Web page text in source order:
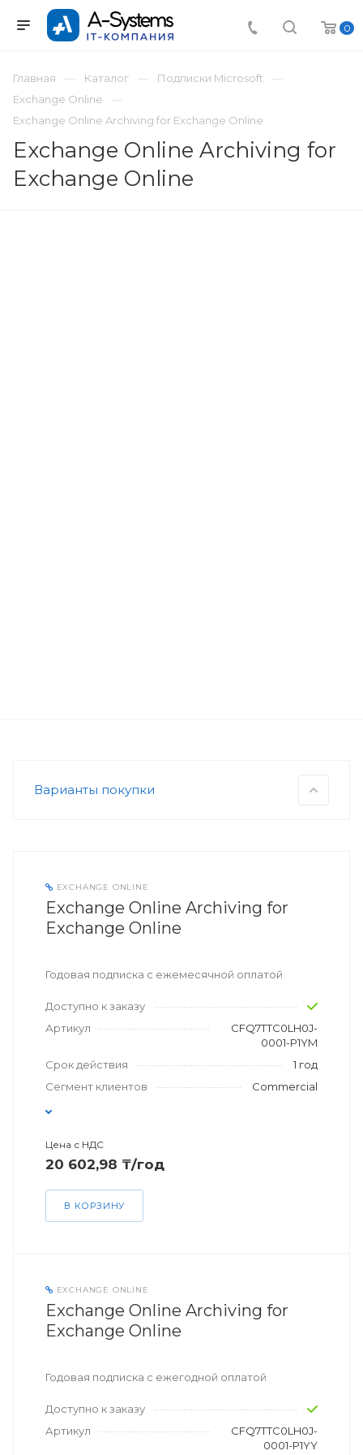
0
Главная Каталог
Подписки Microsoft
Exchange Online
Exchange Online Archiving for Exchange Online
Exchange Online Archiving for
Exchange Online
Варианты покупки
EXCHANGE ONLINE
Exchange Online Archiving for
Exchange Online
Годовая подписка с ежемесячной оплатой
Доступно к заказу
Артикул
CFQ7TTC0LH0J-
0001-P1YM
Срок действия
1 год
Сегмент клиентов
Commercial
Цена с НДС
20 602,98 ₸/год
В КОРЗИНУ
EXCHANGE ONLINE
Exchange Online Archiving for
Exchange Online
Годовая подписка с ежегодной оплатой
Доступно к заказу
Артикул
CFQ7TTC0LH0J-
0001-P1YY